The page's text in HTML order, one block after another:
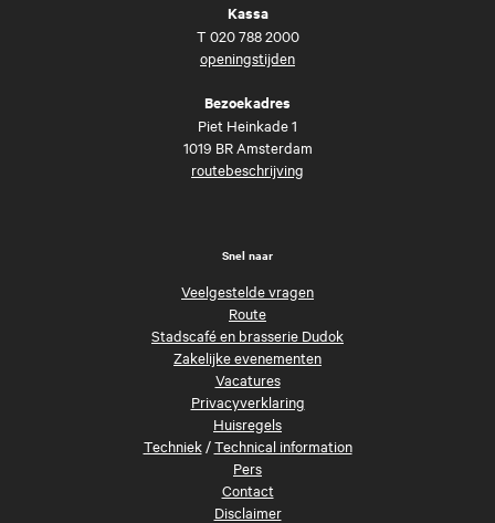
Kassa
T 020 788 2000
openingstijden
Bezoekadres
Piet Heinkade 1
1019 BR Amsterdam
routebeschrijving
Snel naar
Veelgestelde vragen
Route
Stadscafé en brasserie Dudok
Zakelijke evenementen
Vacatures
Privacyverklaring
Huisregels
Techniek/Technical information
Pers
Contact
Disclaimer